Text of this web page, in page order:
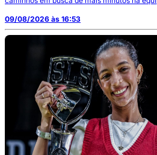
09/08/2026 às 16:53